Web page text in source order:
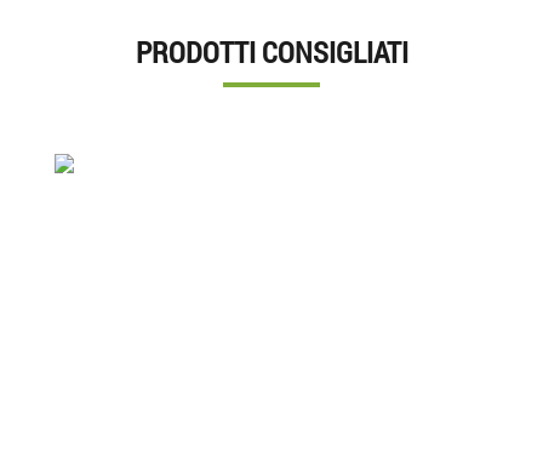
PRODOTTI CONSIGLIATI